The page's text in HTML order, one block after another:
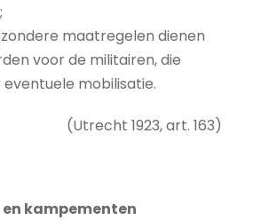
maatregelen dienen
voor de militairen, die
mobilisatie.
(Utrecht 1923, art. 163)
kampementen